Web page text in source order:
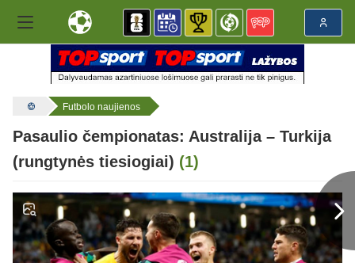
Futbolo naujienos
Pasaulio čempionatas: Australija – Turkija
(rungtynės tiesiogiai) (1)